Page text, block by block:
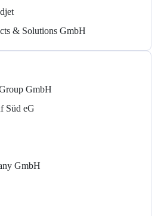
& Solutions GmbH
GmbH
Süd eG
GmbH